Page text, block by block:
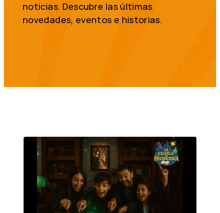
noticias. Descubre las últimas
novedades, eventos e historias.